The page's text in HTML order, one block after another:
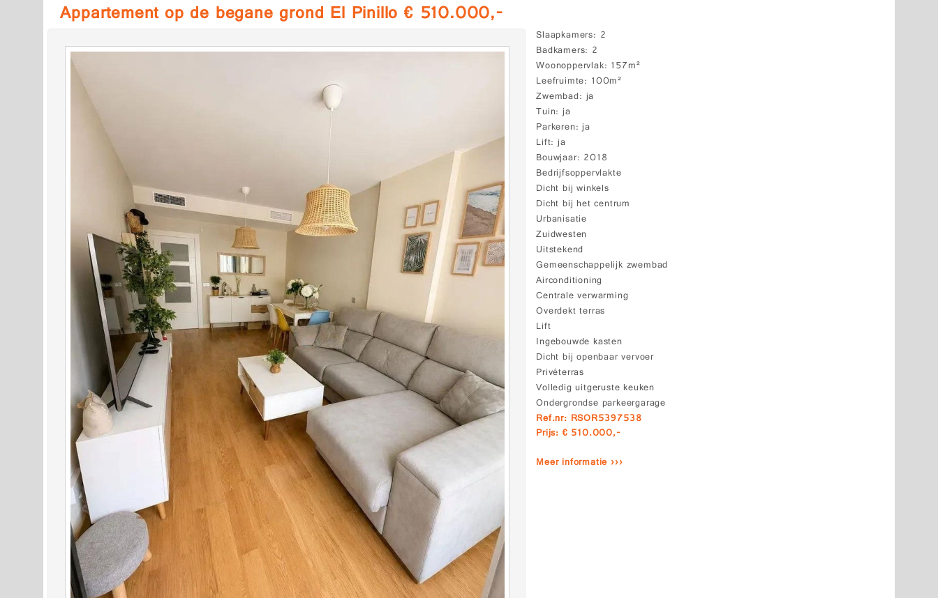
Appartement op de begane grond El Pinillo € 510.000,-
Slaapkamers 2
Badkamers 2
Woonoppervlak 157m²
Leefruimte 100m²
Zwembad ja
Tuin ja
Parkeren ja
Lift ja
Bouwjaar 2018
Bedrijfsoppervlakte
Dicht bij winkels
Dicht bij het centrum
Urbanisatie
Zuidwesten
Uitstekend
Gemeenschappelijk zwembad
Airconditioning
Centrale verwarming
Overdekt terras
Lift
Ingebouwde kasten
Dicht bij openbaar vervoer
Privéterras
Volledig uitgeruste keuken
Ondergrondse parkeergarage
Ref.nr: RSOR5397538
Prijs: € 510.000,-
Meer informatie ›››